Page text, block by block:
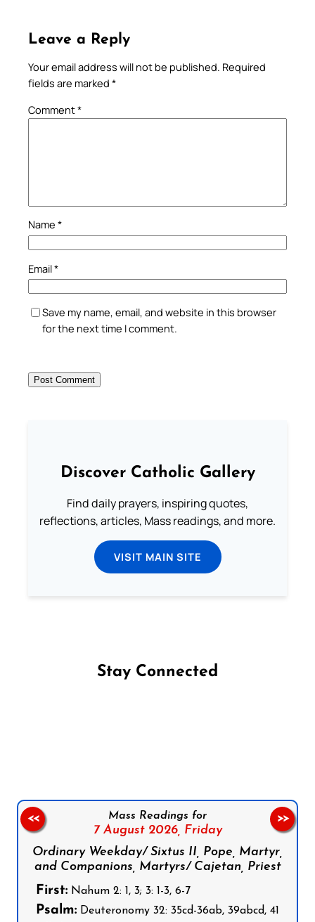
Leave a Reply
Your email address will not be published. Required
fields are marked *
Comment*
Name *
Email*
Save my name, email, and website in this browser
for the next time I comment.
Discover Catholic Gallery
Find daily prayers, inspiring quotes,
reflections, articles, Mass readings, and more.
VISIT MAIN SITE
Stay Connected
Mass Readings for
7 August 2026, Friday
Ordinary Weekday/ Sixtus II, Pope, Martyr,
and Companions, Martyrs/ Cajetan, Priest
First: Nahum 2: 1, 3; 3: 1-3, 6-7
Psalm: Deuteronomy 32: 35cd-36ab, 39abcd, 41
<< >>